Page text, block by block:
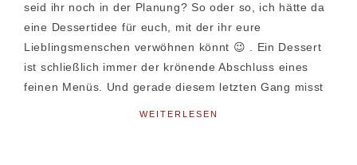
seid ihr noch in der Planung? So oder so, ich hätte da
eine Dessertidee für euch, mit der ihr eure
Lieblingsmenschen verwöhnen könnt 😉 . Ein Dessert
ist schließlich immer der krönende Abschluss eines
feinen Menüs. Und gerade diesem letzten Gang misst
WEITERLESEN